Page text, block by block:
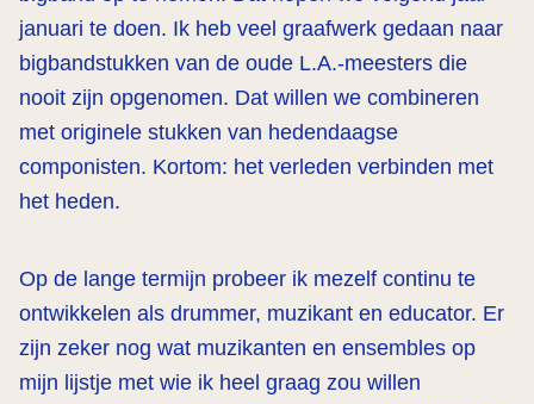
januari te doen. Ik heb veel graafwerk gedaan naar
bigbandstukken van de oude L.A.-meesters die
nooit zijn opgenomen. Dat willen we combineren
met originele stukken van hedendaagse
componisten. Kortom: het verleden verbinden met
het heden.
Op de lange termijn probeer ik mezelf continu te
ontwikkelen als drummer, muzikant en educator. Er
zijn zeker nog wat muzikanten en ensembles op
mijn lijstje met wie ik heel graag zou willen